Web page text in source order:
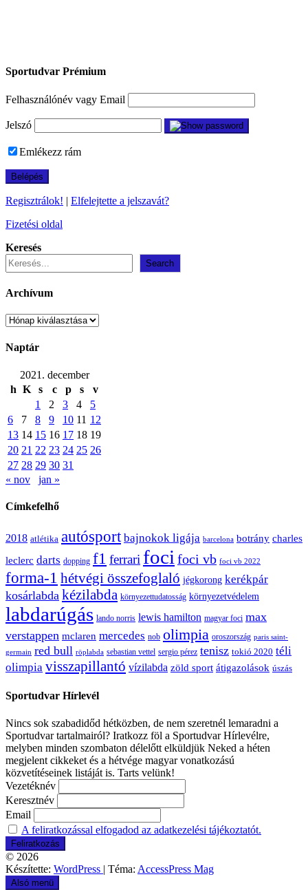
Sportudvar Prémium
Felhasználónév vagy Email
Jelszó
Emlékezz rám
Regisztrálok! | Elfelejtette a jelszavát?
Fizetési oldal
Keresés
Search
Archívum
Archívum
Naptár
2021. december
h K s c p s
v
1
2 3 4
5
6
7 8 9 10 11 12
13 14 15 16 17 18 19
20 21 22 23 24 25 26
27 28 29 30 31
« nov
jan »
Címkefelhő
2018 atlétika autósport bajnokok ligája barcelona botrány charles
leclerc darts dopping f1 ferrari foci foci vb foci vb 2022
forma-1 hétvégi összefoglaló jégkorong kerékpár
kosárlabda kézilabda környezettudatosság környezetvédelem
labdarúgás lando norris lewis hamilton magyar foci max
verstappen mclaren mercedes nob olimpia oroszország paris saint-
germain red bull röplabda sebastian vettel sergio pérez tenisz tokió 2020 téli
olimpia visszapillantó vízilabda zöld sport átigazolások úszás
Sportudvar Hírlevél
Nincs sok szabadidőd hétközben, de nem szeretnél lemaradni a
Sportudvar tartalmairól? Iratkozz föl a Sportudvar Hírlevélre,
melyben minden szombaton délelőtt elküldjük Neked a héten
megjelent cikkeket és a hétvége magyar vonatkozású
közvetítéseinek listáját is. Tarts velünk!
Vezetéknév
Keresztnév
Email
A feliratkozással elfogadod az adatkezelési tájékoztatót.
© 2026
Készítette: WordPress | Téma: AccessPress Mag
Alsó menü